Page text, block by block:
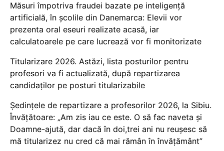
Măsuri împotriva fraudei bazate pe inteligență
artificială, în școlile din Danemarca: Elevii vor
prezenta oral eseuri realizate acasă, iar
calculatoarele pe care lucrează vor fi monitorizate
Titularizare 2026. Astăzi, lista posturilor pentru
profesori va fi actualizată, după repartizarea
candidaților pe posturi titularizabile
Ședințele de repartizare a profesorilor 2026, la Sibiu.
Învățătoare: „Am zis iau ce este. O să fac naveta și
Doamne-ajută, dar dacă în doi,trei ani nu reușesc să
mă titularizez nu cred că mai rămân în învățământ”